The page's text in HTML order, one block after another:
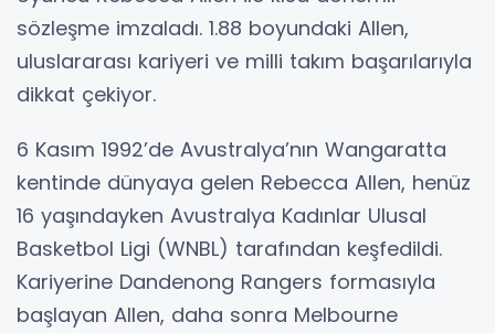
sözleşme imzaladı. 1.88 boyundaki Allen,
uluslararası kariyeri ve milli takım başarılarıyla
dikkat çekiyor.
6 Kasım 1992’de Avustralya’nın Wangaratta
kentinde dünyaya gelen Rebecca Allen, henüz
16 yaşındayken Avustralya Kadınlar Ulusal
Basketbol Ligi (WNBL) tarafından keşfedildi.
Kariyerine Dandenong Rangers formasıyla
başlayan Allen, daha sonra Melbourne